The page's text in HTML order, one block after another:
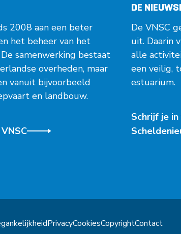
2008 aan een beter
het beheer van het
samenwerking bestaat
overheden, maar
vanuit bijvoorbeeld
en landbouw.
DE
De VNSC
uit. Daarin
alle
een veilig,
estuarium.
Schrijf je
PrivacyCookiesCopyrightContact